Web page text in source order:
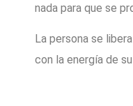
nada para que se
La persona se
con la energía de